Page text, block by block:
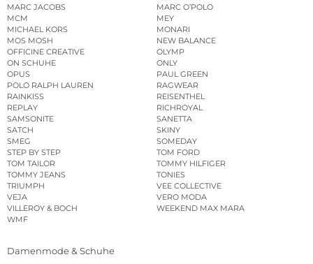
MARC JACOBS
MARC O’POLO
MCM
MEY
MICHAEL KORS
MONARI
MOS MOSH
NEW BALANCE
OFFICINE CREATIVE
OLYMP
ON SCHUHE
ONLY
OPUS
PAUL GREEN
POLO RALPH LAUREN
RAGWEAR
RAINKISS
REISENTHEL
REPLAY
RICHROYAL
SAMSONITE
SANETTA
SATCH
SKINY
SMEG
SOMEDAY
STEP BY STEP
TOM FORD
TOM TAILOR
TOMMY HILFIGER
TOMMY JEANS
TONIES
TRIUMPH
VEE COLLECTIVE
VEJA
VERO MODA
VILLEROY & BOCH
WEEKEND MAX MARA
WMF
Damenmode & Schuhe